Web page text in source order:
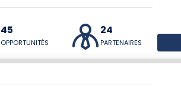
45
OPPORTUNITÉS
24
PARTENAIRES